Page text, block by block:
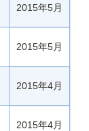
2015年5月
2015年5月
2015年4月
2015年4月